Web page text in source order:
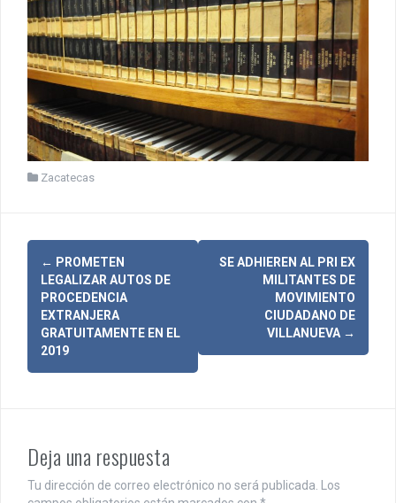
Zacatecas
N
e
c
i
← PROMETEN
LEGALIZAR AUTOS DE
PROCEDENCIA
EXTRANJERA
GRATUITAMENTE EN EL
2019
SE ADHIEREN AL PRI EX
MILITANTES DE
MOVIMIENTO
CIUDADANO DE
VILLANUEVA →
Deja una respuesta
Tu dirección de correo electrónico no será publicada.
Los